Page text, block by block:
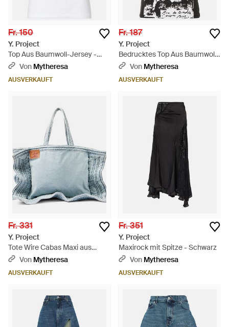
Fr. 150
Y. Project
Top Aus Baumwoll-Jersey -
WeißVon Mytheresa
AUSVERKAUFT
Fr. 187
Y. Project
Bedrucktes Top Aus Baumwoll-
Jersey - Schwarz
Von Mytheresa
AUSVERKAUFT
Fr. 331
Y. Project
Tote Wire Cabas Maxi aus
Denim - Blau
Von Mytheresa
AUSVERKAUFT
Fr. 351
Y. Project
Maxirock mit Spitze - Schwarz
Von Mytheresa
AUSVERKAUFT